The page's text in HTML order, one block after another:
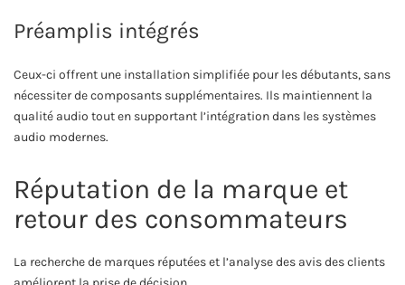
Préamplis intégrés
Ceux-ci offrent une installation simplifiée pour les débutants, sans
nécessiter de composants supplémentaires. Ils maintiennent la
qualité audio tout en supportant l’intégration dans les systèmes
audio modernes.
Réputation de la marque et
retour des consommateurs
La recherche de marques réputées et l’analyse des avis des clients